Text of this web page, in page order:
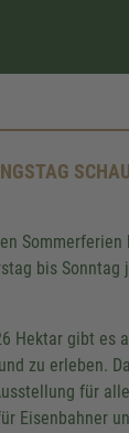
Sommerferien
bis Sonntag
Hektar gibt es
zu erleben.
für
Eisenbahner